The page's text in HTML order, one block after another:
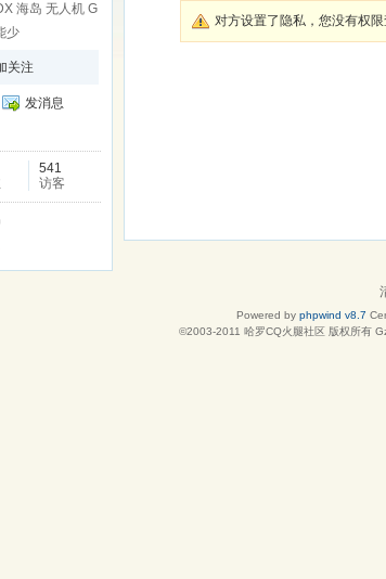
海岛 无人机 G
少
关注
发消息
541
访客
对方设置了隐私，您没有权
Powered by phpwind v8.7
©2003-2011 哈罗CQ火腿社区 版权所有